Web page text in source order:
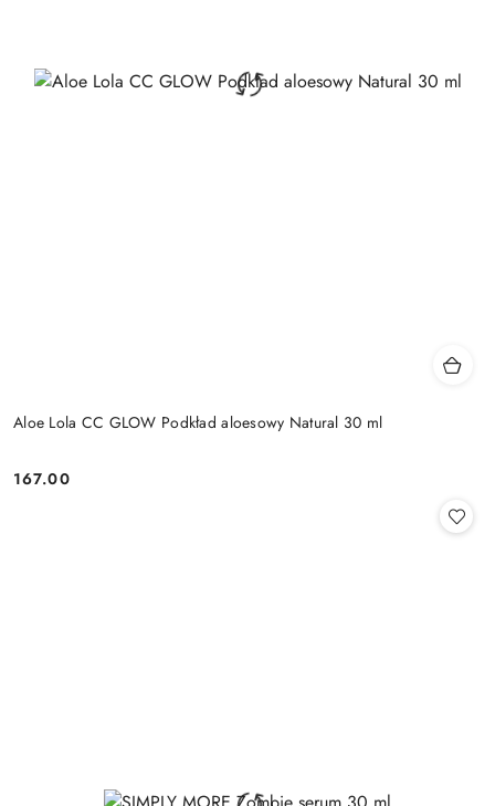
Aloe Lola CC GLOW Podkład aloesowy Natural 30 ml
Cena:
167.00